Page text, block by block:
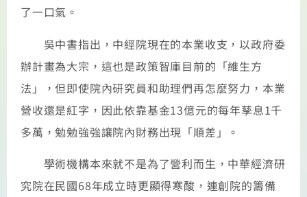
了一口氣。
吳中書指出，中經院現在的本業收支，以政府委
辦計畫為大宗，這也是政策智庫目前的「維生方
法」，但即使院內研究員和助理們再怎麼努力，本業
營收還是紅字，因此依靠基金13億元的每年孳息1千
多萬，勉勉強強讓院內財務出現「順差」。
學術機構本來就不是為了營利而生，中華經濟研
究院在民國68年成立時更顯得寒酸，連創院的籌備